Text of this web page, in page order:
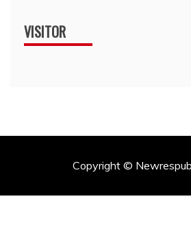
VISITOR
Copyright ©